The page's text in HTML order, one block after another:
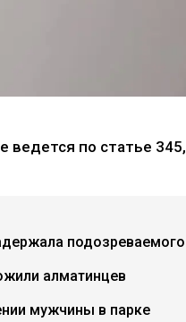
ведется по статье 345,
подозреваемого
алматинцев
мужчины в парке